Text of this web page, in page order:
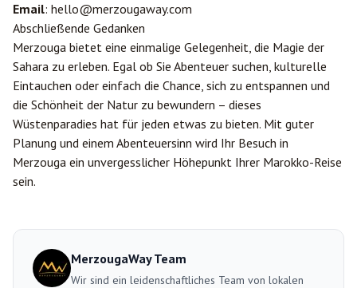
Email: hello@merzougaway.com
Abschließende Gedanken
Merzouga bietet eine einmalige Gelegenheit, die Magie der
Sahara zu erleben. Egal ob Sie Abenteuer suchen, kulturelle
Eintauchen oder einfach die Chance, sich zu entspannen und
die Schönheit der Natur zu bewundern – dieses
Wüstenparadies hat für jeden etwas zu bieten. Mit guter
Planung und einem Abenteuersinn wird Ihr Besuch in
Merzouga ein unvergesslicher Höhepunkt Ihrer Marokko-Reise
sein.
MerzougaWay Team
Wir sind ein leidenschaftliches Team von lokalen